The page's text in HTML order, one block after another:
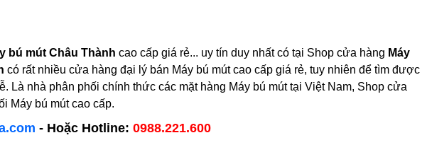
bú mút Châu Thành cao cấp giá rẻ... uy tín duy nhất có tại Shop cửa hàng Máy
có rất nhiều cửa hàng đại lý bán Máy bú mút cao cấp giá rẻ, tuy nhiên để tìm được
Là nhà phân phối chính thức các mặt hàng Máy bú mút tại Việt Nam, Shop cửa
Máy bú mút cao cấp.
- Hoặc Hotline:0988.221.600